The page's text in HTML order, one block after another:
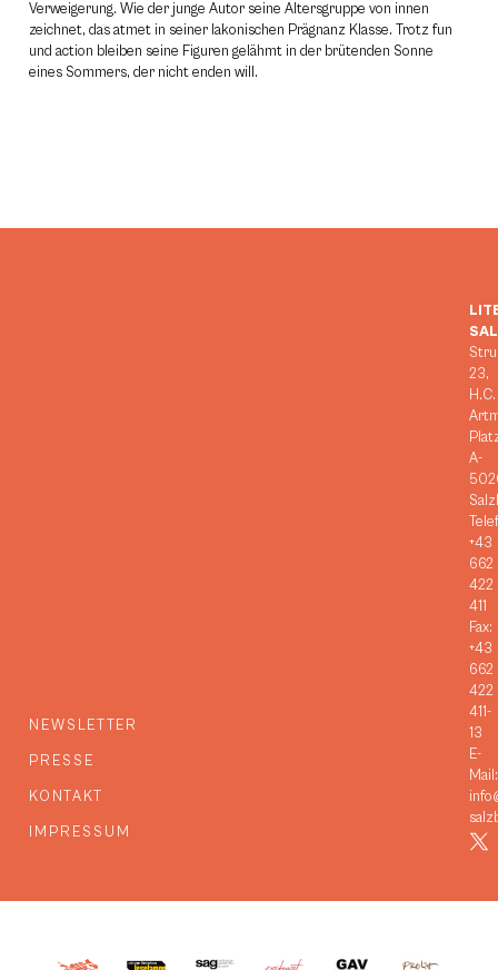
Verweigerung. Wie der junge Autor seine Altersgruppe von innen
zeichnet, das atmet in seiner lakonischen Prägnanz Klasse. Trotz fun
und action bleiben seine Figuren gelähmt in der brütenden Sonne
eines Sommers, der nicht enden will.
NEWSLETTER
PRESSE
KONTAKT
IMPRESSUM
23,
H.C.
A-
+43
662
422
411
Fax:
+43
662
422
411-
13
E-
Mail: